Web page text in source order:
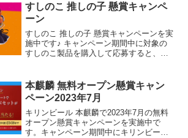
すしのこ 推しの子 懸賞キャンペ
ーン
すしのこ 推しの子 懸賞キャンペーンを実
施中です♪ キャンペーン期間中に対象の
すしのこ製品を購入して応募すると、抽
本麒麟 無料オープン懸賞キャン
ペーン2023年7月
キリンビール 本麒麟で2023年7月の無料
オープン懸賞キャンペーンを実施中で
す。キャンペーン期間中にキリンビール